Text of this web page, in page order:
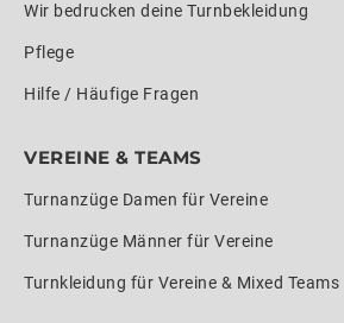
Wir bedrucken deine Turnbekleidung
Pflege
Hilfe / Häufige Fragen
VEREINE & TEAMS
Turnanzüge Damen für Vereine
Turnanzüge Männer für Vereine
Turnkleidung für Vereine & Mixed Teams